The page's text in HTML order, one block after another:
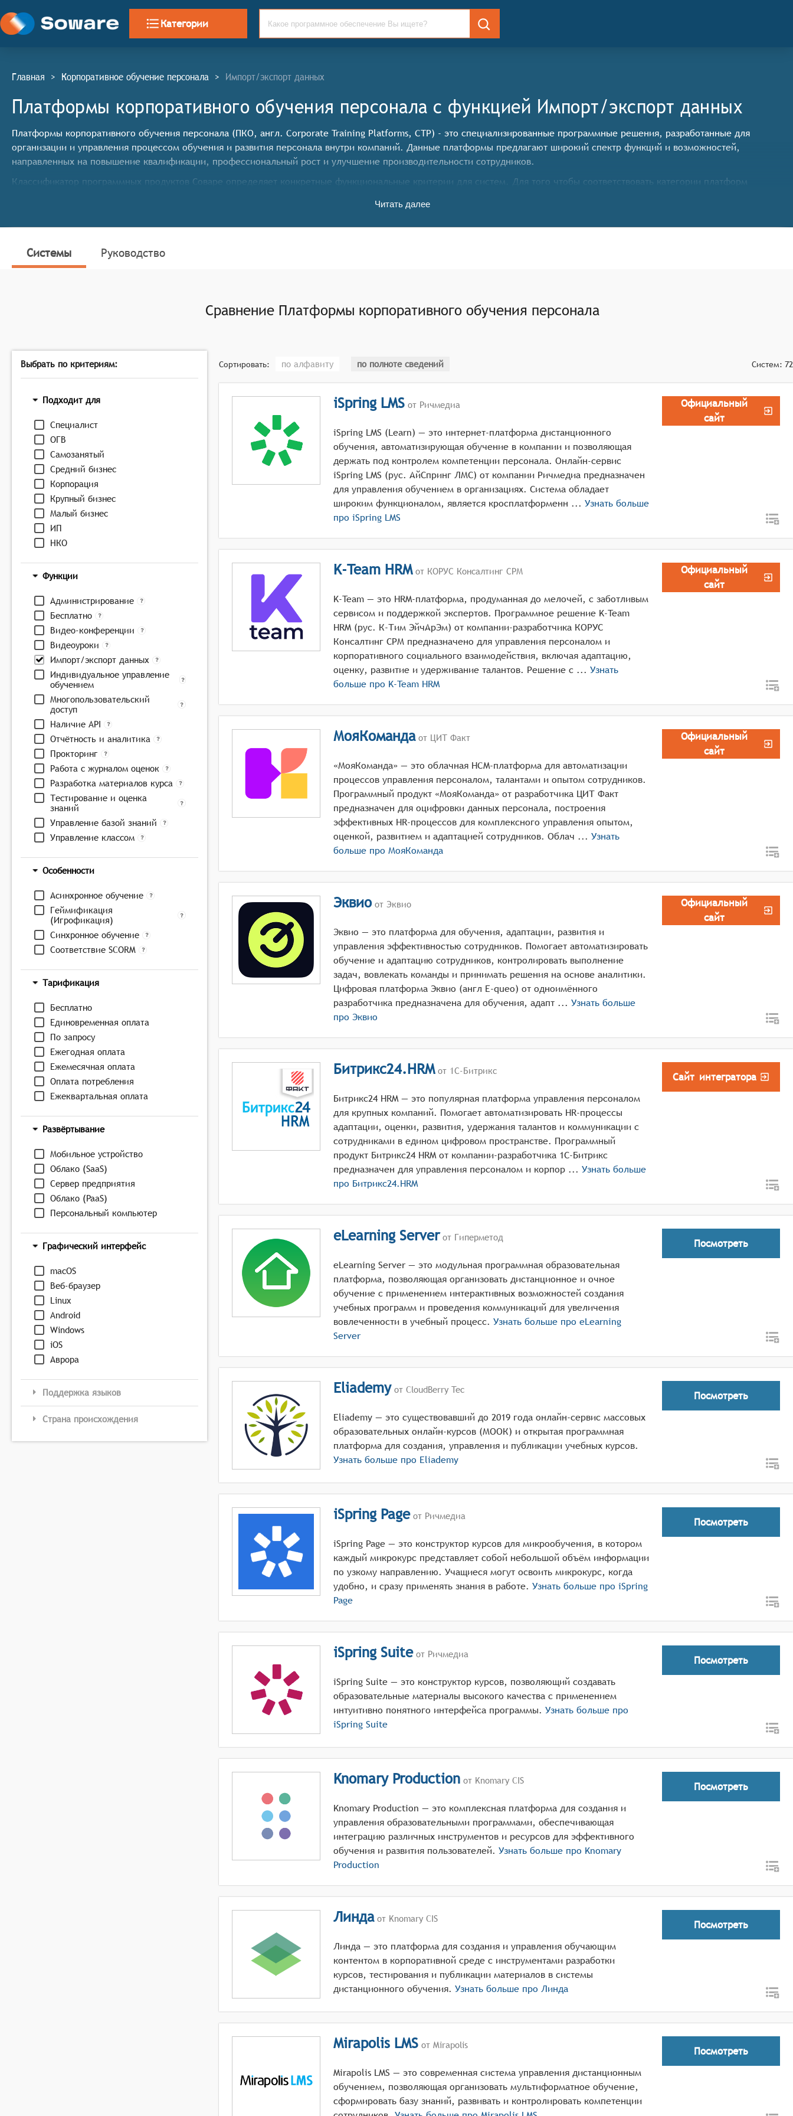
Категории
Главная > Корпоративное обучение персонала > Импорт/экспорт данных
Платформы корпоративного обучения персонала c функцией Импорт/экспорт данных
Платформы корпоративного обучения персонала (ПКО, англ. Corporate Training Platforms, CTP) - это специализированные программные решения, разработанные для
организации и управления процессом обучения и развития персонала внутри компаний. Данные платформы предлагают широкий спектр функций и возможностей,
направленных на повышение квалификации, профессиональный рост и улучшение производительности сотрудников.
Классификатор программных продуктов Соваре определяет конкретные функциональные критерии для систем. Для того чтобы соответствовать категории платформ
Регистрация и учёт обучающихся: Система должна обеспечивать регистрацию новых обучающихся, ведение их личных дел, учёт посещаемости занятий и выполнение
Персонализация обучения: Система должна адаптироваться под индивидуальные потребности и уровень подготовки каждого обучающегося, предлагая
персонализированные учебные планы и рекомендации.
Читать далее
Системы Руководство
Сравнение Платформы корпоративного обучения персонала
Выбрать по критериям:
Подходит для
Специалист
ОГВ
Самозанятый
Средний бизнес
Корпорация
Крупный бизнес
Малый бизнес
ИП
НКО
Функции
Администрирование
Бесплатно
Видео-конференции
Видеоуроки
Импорт/экспорт данных
Индивидуальное управление
обучением
Многопользовательский
доступ
Наличие API
Отчётность и аналитика
Прокторинг
Работа с журналом оценок
Разработка материалов курса
Тестирование и оценка
знаний
Управление базой знаний
Управление классом
Особенности
Асинхронное обучение
Геймификация
(Игрофикация)
Синхронное обучение
Соответствие SCORM
Тарификация
Бесплатно
Единовременная оплата
По запросу
Ежегодная оплата
Ежемесячная оплата
Оплата потребления
Ежеквартальная оплата
Развёртывание
Мобильное устройство
Облако (SaaS)
Сервер предприятия
Облако (PaaS)
Персональный компьютер
Графический интерфейс
macOS
Веб-браузер
Linux
Android
Windows
iOS
Аврора
Поддержка языков
Страна происхождения
Сортировать: по алфавиту по полноте сведений Систем: 72
iSpring LMS от Ричмедиа
iSpring LMS (Learn) — это интернет-платформа дистанционного
обучения, автоматизирующая обучение в компании и позволяющая
держать под контролем компетенции персонала. Онлайн-сервис
iSpring LMS (рус. АйСпринг ЛМС) от компании Ричмедиа предназначен
для управления обучением в организациях. Система обладает
широким функционалом, является кросплатформенн ... Узнать больше
про iSpring LMS
Официальный
сайт
K-Team HRMот КОРУС Консалтинг СРМ
K-Team — это HRM-платформа, продуманная до мелочей, c заботливым
сервисом и поддержкой экспертов. Программное решение K-Team
HRM (рус. К-Тим ЭйчАрЭм) от компании-разработчика КОРУС
Консалтинг СРМ предназначено для управления персоналом и
корпоративного социального взаимодействия, включая адаптацию,
оценку, развитие и удерживание талантов. Решение с ... Узнать
больше про K-Team HRM
Официальный
сайт
МояКомандаот ЦИТ Факт
«МояКоманда» — это облачная HCM-платформа для автоматизации
процессов управления персоналом, талантами и опытом сотрудников.
Программный продукт «МояКоманда» от разработчика ЦИТ Факт
предназначен для оцифровки данных персонала, построения
эффективных HR-процессов для комплексного управления опытом,
оценкой, развитием и адаптацией сотрудников. Облач ... Узнать
больше про МояКоманда
Официальный
сайт
Эквио от Эквио
Эквио — это платформа для обучения, адаптации, развития и
управления эффективностью сотрудников. Помогает автоматизировать
обучение и адаптацию сотрудников, контролировать выполнение
задач, вовлекать команды и принимать решения на основе аналитики.
Цифровая платформа Эквио (англ E-queo) от одноимённого
разработчика предназначена для обучения, адапт ... Узнать больше
про Эквио
Официальный
сайт
Битрикс24.HRMот 1С-Битрикс
Битрикс24 HRM — это популярная платформа управления персоналом
для крупных компаний. Помогает автоматизировать HR-процессы
адаптации, оценки, развития, удержания талантов и коммуникации с
сотрудниками в едином цифровом пространстве. Программный
продукт Битрикс24 HRM от компании-разработчика 1С-Битрикс
предназначен для управления персоналом и корпор ... Узнать больше
про Битрикс24.HRM
Сайт интегратора
eLearning Serverот Гиперметод
eLearning Server — это модульная программная образовательная
платформа, позволяющая организовать дистанционное и очное
обучение с применением интерактивных возможностей создания
учебных программ и проведения коммуникаций для увеличения
вовлеченности в учебный процесс. Узнать больше про eLearning
Server
Посмотреть
Eliademy от CloudBerry Tec
Eliademy — это существовавший до 2019 года онлайн-сервис массовых
образовательных онлайн-курсов (МООК) и открытая программная
платформа для создания, управления и публикации учебных курсов.
Узнать больше про Eliademy
Посмотреть
iSpring Pageот Ричмедиа
iSpring Page — это конструктор курсов для микрообучения, в котором
каждый микрокурс представляет собой небольшой объём информации
по узкому направлению. Учащиеся могут освоить микрокурс, когда
удобно, и сразу применять знания в работе. Узнать больше про iSpring
Page
Посмотреть
iSpring Suiteот Ричмедиа
iSpring Suite — это конструктор курсов, позволяющий создавать
образовательные материалы высокого качества с применением
интуитивно понятного интерфейса программы. Узнать больше про
iSpring Suite
Посмотреть
Knomary Production от Knomary CIS
Knomary Production — это комплексная платформа для создания и
управления образовательными программами, обеспечивающая
интеграцию различных инструментов и ресурсов для эффективного
обучения и развития пользователей. Узнать больше про Knomary
Production
Посмотреть
Линдаот Knomary CIS
Линда — это платформа для создания и управления обучающим
контентом в корпоративной среде с инструментами разработки
курсов, тестирования и публикации материалов в системы
дистанционного обучения. Узнать больше про Линда
Посмотреть
Mirapolis LMS от Mirapolis
Mirapolis LMS — это современная система управления дистанционным
обучением, позволяющая организовать мультиформатное обучение,
сформировать базу знаний, развивать и контролировать компетенции
Посмотреть